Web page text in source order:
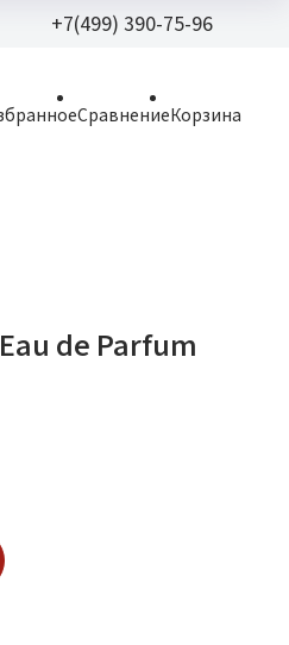
+7(499) 390-75-96
СравнениеКорзина
de Parfum